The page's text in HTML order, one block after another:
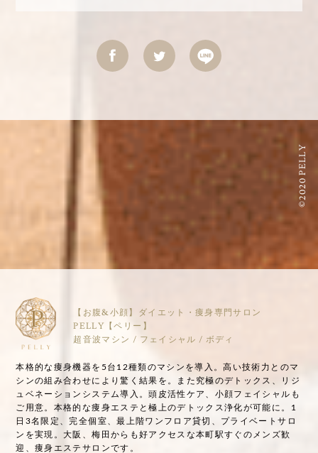
©2020 PELLY
【お腹&小顔】ダイエット・痩身専門サロン
PELLY【ペリー】
超音波マシン / フェイシャル / ボディ
本格的な痩身機器を5台12種類のマシンを導入。高い技術力とのマ
シンの組み合わせにより驚く結果を。また究極のデトックス、リジ
ュベネーションシステム導入。頭皮活性ケア、小顔フェイシャルも
ご用意。本格的な痩身エステと極上のデトックス浄化が可能に。1
日3名限定、完全個室、最上階ワンフロア貸切、プライベートサロ
ンを実現。大阪、梅田からも好アクセスな本町駅すぐのメンズ歓
迎、痩身エステサロンです。